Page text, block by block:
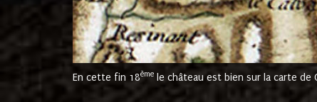
En cette fin 18ème le château est bien sur la carte de